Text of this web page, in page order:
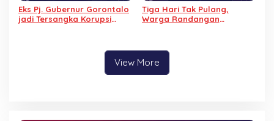
Eks Pj. Gubernur Gorontalo
jadi Tersangka Korupsi
Tiga Hari Tak Pulang,
Warga Randangan
View More